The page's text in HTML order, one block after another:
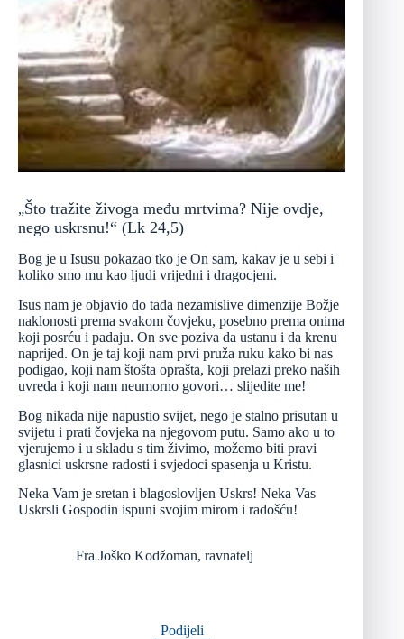
„Što tražite živoga među mrtvima? Nije ovdje,
nego uskrsnu!“ (Lk 24,5)
Bog je u Isusu pokazao tko je On sam, kakav je u sebi i
koliko smo mu kao ljudi vrijedni i dragocjeni.
Isus nam je objavio do tada nezamislive dimenzije Božje
naklonosti prema svakom čovjeku, posebno prema onima
koji posrću i padaju. On sve poziva da ustanu i da krenu
naprijed. On je taj koji nam prvi pruža ruku kako bi nas
podigao, koji nam štošta oprašta, koji prelazi preko naših
uvreda i koji nam neumorno govori… slijedite me!
Bog nikada nije napustio svijet, nego je stalno prisutan u
svijetu i prati čovjeka na njegovom putu. Samo ako u to
vjerujemo i u skladu s tim živimo, možemo biti pravi
glasnici uskrsne radosti i svjedoci spasenja u Kristu.
Neka Vam je sretan i blagoslovljen Uskrs! Neka Vas
Uskrsli Gospodin ispuni svojim mirom i radošću!
Fra Joško Kodžoman, ravnatelj
Podijeli